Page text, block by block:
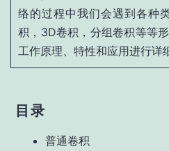
络的过程中我们会遇到各种
积，3D卷积，分组卷积等等
工作原理、特性和应用进行详
目录
普通卷积